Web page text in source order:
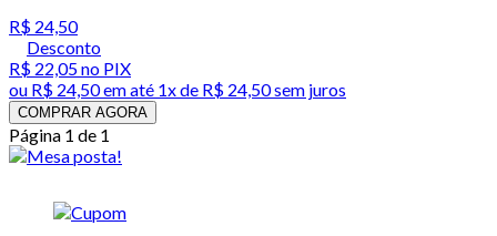
R$ 24,50
Desconto
R$ 22,05no PIX
ou R$ 24,50em até 1x de R$ 24,50sem juros
COMPRAR AGORA
Página 1 de 1